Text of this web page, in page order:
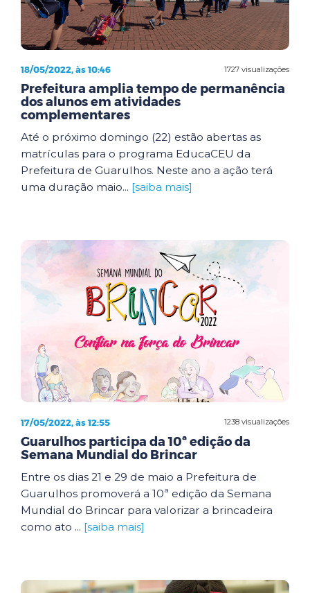
1727 visualizações
18/05/2022, às 10:46
Prefeitura amplia tempo de permanência
dos alunos em atividades
complementares
Até o próximo domingo (22) estão abertas as
matrículas para o programa EducaCEU da
Prefeitura de Guarulhos. Neste ano a ação terá
uma duração maio... [saiba mais]
1238 visualizações
17/05/2022, às 12:55
Guarulhos participa da 10ª edição da
Semana Mundial do Brincar
Entre os dias 21 e 29 de maio a Prefeitura de
Guarulhos promoverá a 10ª edição da Semana
Mundial do Brincar para valorizar a brincadeira
como ato ... [saiba mais]